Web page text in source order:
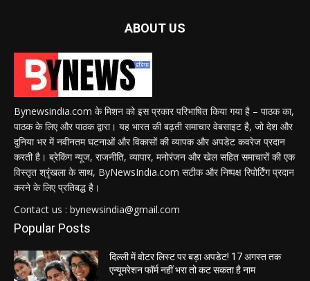
ABOUT US
Bynewsindia.com के मिशन को इस प्रकार परिभाषित किया गया है – पाठक का,
पाठक के लिए और पाठक द्वारा। यह भारत की बढ़ती समाचार वेबसाइट है, जो देश और
दुनिया भर में नवीनतम घटनाओं और विकासों की व्यापक और अपडेट कवरेज प्रदान
करती है। ब्रेकिंग न्यूज, राजनीति, व्यापार, मनोरंजन और खेल सहित समाचारों की एक
विस्तृत श्रृंखला के साथ, ByNewsIndia.com सटीक और निष्पक्ष रिपोर्टिंग प्रदान
करने के लिए प्रतिबद्ध है।
Contact us : bynewsindia@gmail.com
Popular Posts
दिल्ली में वोटर लिस्ट पर बड़ा अपडेट! 17 अगस्त तक
एन्यूमरेशन फॉर्म नहीं भरा तो कट सकता है नाम